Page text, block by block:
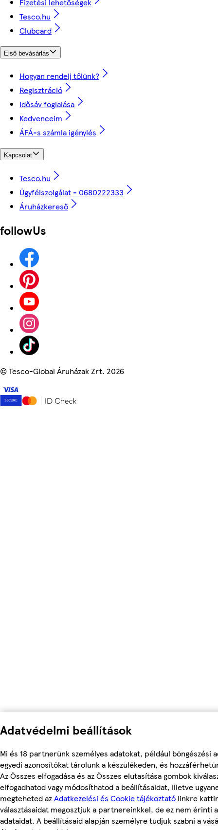
Adatvédelmi beállítások
Mi és 18 partnerünk személyes adatokat, például böngészési
egyedi azonosítókat tárolunk a készülékeden, és
Az Összes elfogadása és az Összes elutasítása gombok
elfogadhatod vagy módosíthatod a beállításaidat, illetve
megteheted azAdatkezelési és Cookie tájékoztató linkre
választásaidat megosztjuk a partnereinkkel, de ez nem érinti
adataidat. A beállításaid alapján személyre tudjuk szabni a
Tesco.hu
Clubcard
Első bevásárlás
Hogyan rendelj tőlünk?
Regisztráció
Idősáv foglalása
Kedvenceim
ÁFÁ-s számla igénylés
Kapcsolat
Tesco.hu
Ügyfélszolgálat - 0680222333
Áruházkereső
followUs
©Tesco-Global Áruházak Zrt. 2026